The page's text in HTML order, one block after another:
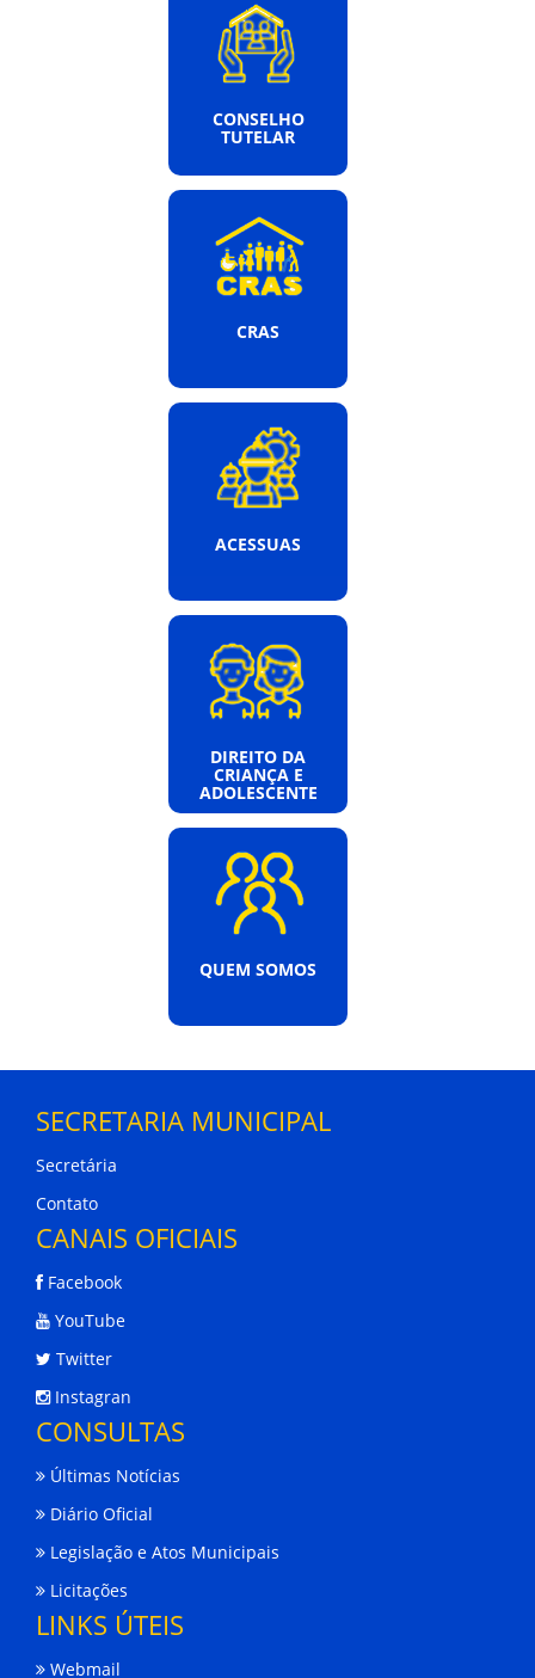
CONSELHO
TUTELAR
CRAS
ACESSUAS
DIREITO DA
CRIANÇA E
ADOLESCENTE
QUEM SOMOS
SECRETARIA MUNICIPAL
Secretária
Contato
CANAIS OFICIAIS
Facebook
YouTube
Twitter
Instagran
CONSULTAS
Últimas Notícias
Diário Oficial
Legislação e Atos Municipais
Licitações
LINKS ÚTEIS
Webmail